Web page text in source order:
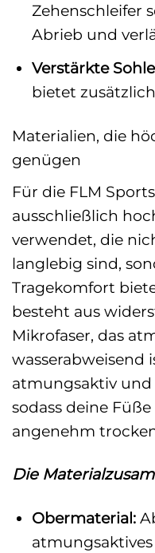
Zehenschleifer
Abrieb und
Verstärkte
bietet
Materialien, die
genügen
Für die FLM
ausschließlich
verwendet, die
langlebig sind,
Tragekomfort
besteht aus
Mikrofaser, das
wasserabweisend
atmungsaktiv
sodass deine
angenehm
Die
Obermaterial:
atmungsaktives